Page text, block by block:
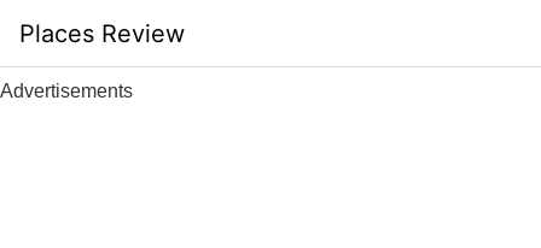
content
Places Review
Advertisements